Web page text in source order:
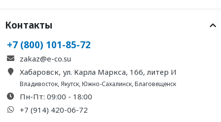
Контакты
+7 (800) 101-85-72
zakaz@e-co.su
Хабаровск, ул. Карла Маркса, 166, литер И
Владивосток,Якутск,Южно-Сахалинск,Благовещенск
Пн-Пт: 09:00 - 18:00
+7 (914) 420-06-72